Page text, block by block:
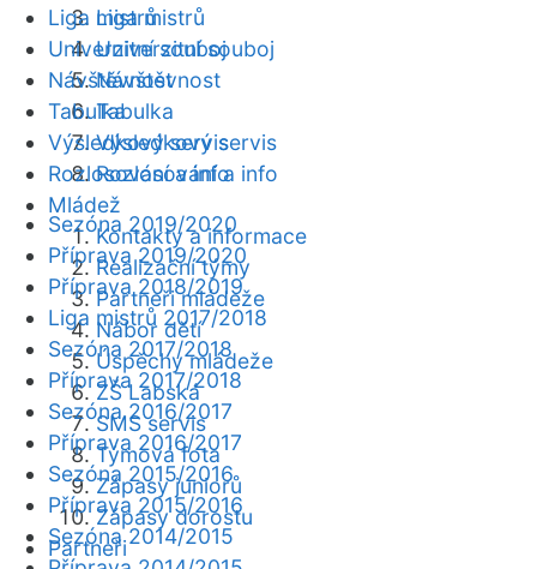
Liga mistrů
Univerzitní souboj
Návštěvnost
Tabulka
Výsledkový servis
Rozlosování a info
Mládež
Kontakty a informace
Realizační týmy
Partneři mládeže
Nábor dětí
Úspěchy mládeže
ZŠ Labská
SMS servis
Týmová fota
Zápasy juniorů
Zápasy dorostu
Partneři
Liga mistrů
Univerzitní souboj
Návštěvnost
Tabulka
Výsledkový servis
Rozlosování a info
Sezóna 2019/2020
Příprava 2019/2020
Příprava 2018/2019
Liga mistrů 2017/2018
Sezóna 2017/2018
Příprava 2017/2018
Sezóna 2016/2017
Příprava 2016/2017
Sezóna 2015/2016
Příprava 2015/2016
Sezóna 2014/2015